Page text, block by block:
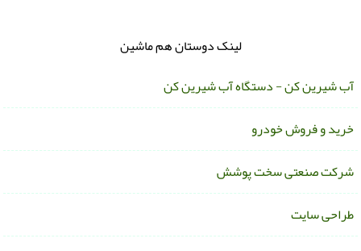
لینک دوستان هم ماشین
شیرین کن - دستگاه آب شیرین کن
و فروش خودرو
صنعتی سخت پوشش
سایت